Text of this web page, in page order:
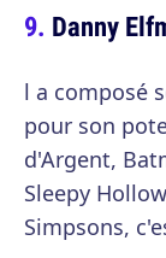
Danny
l a composé
pour son
d'Argent,
Sleepy
Simpsons,